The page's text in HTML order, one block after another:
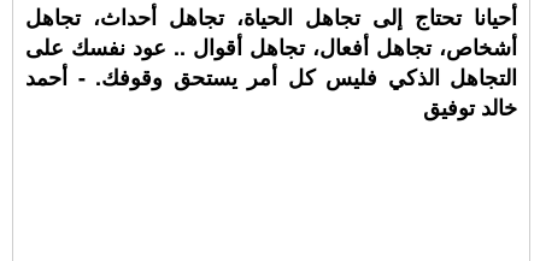
أﺣﻴﺎﻧﺎ ﺗﺤﺘﺎﺝ ﺇﻟﻰ ﺗﺠﺎﻫﻞ الحياة، ﺗﺠﺎﻫﻞ أﺣﺪﺍﺙ، ﺗﺠﺎﻫﻞ
أﺷﺨﺎﺹ، ﺗﺠﺎﻫﻞ أﻓﻌﺎﻝ، تجاهل أﻗﻮﺍﻝ .. ﻋﻮﺩ ﻧﻔﺴﻚ ﻋﻠﻰ
ﺍﻟﺘﺠﺎﻫﻞ ﺍﻟﺬﻛﻲ ﻓﻠﻴﺲ ﻛﻞ أﻣﺮ ﻳﺴﺘﺤﻖ ﻭﻗﻮفك. - أحمد
خالد توفيق